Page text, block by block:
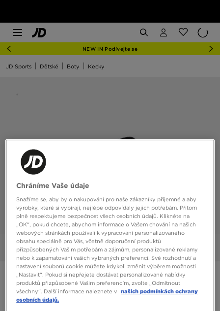
NEW IN Podívejte se
JD Sports Dětské Boty Kecky
Obrázky 360°
ONLY AT JD
VANS HYLANE
Chráníme Vaše údaje
Snažíme se, aby bylo nakupování pro naše zákazníky příjemné a aby
výrobky, které si vybírají, nejlépe odpovídaly jejich potřebám. Přitom
plně respektujeme bezpečnost všech osobních údajů. Klikněte na
„OK“, pokud chcete, abychom informace o Vašem chování na našich
webových stránkách používali k vypracování personalizovaného
obsahu speciálně pro Vás, včetně doporučení produktů
přizpůsobených Vašim potřebám a zájmům, personalizované reklamy
nebo k zapamatování vašich vybraných preferencí. Své rozhodnutí a
nastavení souborů cookie můžete kdykoli změnit výběrem možnosti
„Nastavit“. Pokud si nepřejete dostávat personalizované nabídky
produktů přizpůsobené Vašim preferencím, zvolte „Odmítnout
všechny“. Další informace naleznete v našich podmínkách ochrany
osobních údajů.